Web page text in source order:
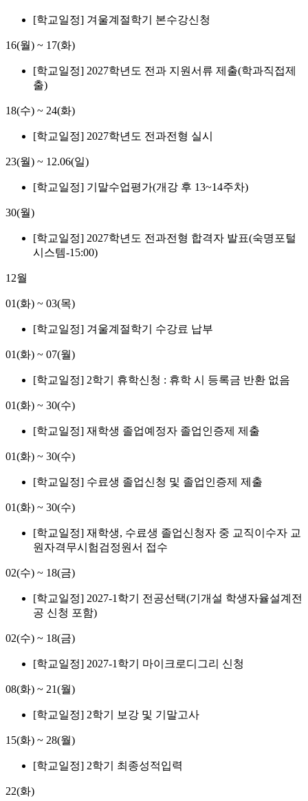
[학교일정] 겨울계절학기 본수강신청
16(월) ~ 17(화)
[학교일정] 2027학년도 전과 지원서류 제출(학과직접제
출)
18(수) ~ 24(화)
[학교일정] 2027학년도 전과전형 실시
23(월) ~ 12.06(일)
[학교일정] 기말수업평가(개강 후 13~14주차)
30(월)
[학교일정] 2027학년도 전과전형 합격자 발표(숙명포털
시스템-15:00)
12월
01(화) ~ 03(목)
[학교일정] 겨울계절학기 수강료 납부
01(화) ~ 07(월)
[학교일정] 2학기 휴학신청 : 휴학 시 등록금 반환 없음
01(화) ~ 30(수)
[학교일정] 재학생 졸업예정자 졸업인증제 제출
01(화) ~ 30(수)
[학교일정] 수료생 졸업신청 및 졸업인증제 제출
01(화) ~ 30(수)
[학교일정] 재학생, 수료생 졸업신청자 중 교직이수자 교
원자격무시험검정원서 접수
02(수) ~ 18(금)
[학교일정] 2027-1학기 전공선택(기개설 학생자율설계전
공 신청 포함)
02(수) ~ 18(금)
[학교일정] 2027-1학기 마이크로디그리 신청
08(화) ~ 21(월)
[학교일정] 2학기 보강 및 기말고사
15(화) ~ 28(월)
[학교일정] 2학기 최종성적입력
22(화)